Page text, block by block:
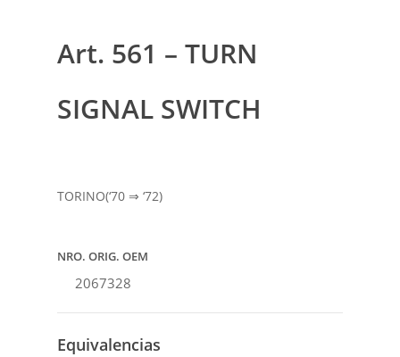
Art. 561 – TURN
SIGNAL SWITCH
TORINO(‘70 ⇒ ‘72)
NRO. ORIG. OEM
2067328
Equivalencias